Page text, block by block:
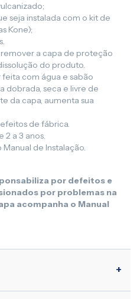
seja instalada com o kit de
Kone);
a capa de proteção
do produto.
com água e sabão
dobrada, seca e livre de
da capa, aumenta sua
de fábrica.
2 a 3 anos.
Manual de Instalação.
por defeitos e
por problemas na
acompanha o Manual